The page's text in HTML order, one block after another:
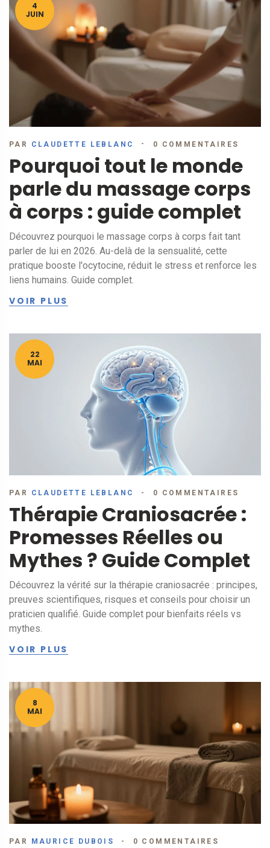
4
JUIN
PAR CLAUDETTE LEBLANC 0 COMMENTAIRES
Pourquoi tout le monde
parle du massage corps
à corps : guide complet
Découvrez pourquoi le massage corps à corps fait tant
parler de lui en 2026. Au-delà de la sensualité, cette
pratique booste l'ocytocine, réduit le stress et renforce les
liens humains. Guide complet.
VOIR PLUS
22
MAI
PAR CLAUDETTE LEBLANC 0 COMMENTAIRES
Thérapie Craniosacrée :
Promesses Réelles ou
Mythes ? Guide Complet
Découvrez la vérité sur la thérapie craniosacrée : principes,
preuves scientifiques, risques et conseils pour choisir un
praticien qualifié. Guide complet pour bienfaits réels vs
mythes.
VOIR PLUS
8
MAI
PAR MAURICE DUBOIS 0 COMMENTAIRES